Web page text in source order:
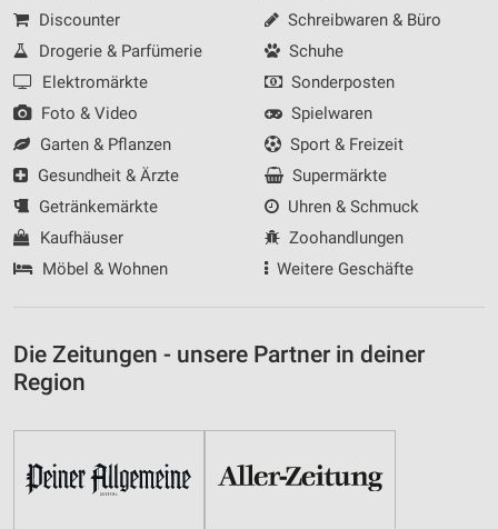
Discounter
Drogerie & Parfümerie
Elektromärkte
Foto & Video
Garten & Pflanzen
Gesundheit & Ärzte
Getränkemärkte
Kaufhäuser
Möbel & Wohnen
Schreibwaren & Büro
Schuhe
Sonderposten
Spielwaren
Sport & Freizeit
Supermärkte
Uhren & Schmuck
Zoohandlungen
Weitere Geschäfte
Die Zeitungen - unsere Partner in deiner
Region